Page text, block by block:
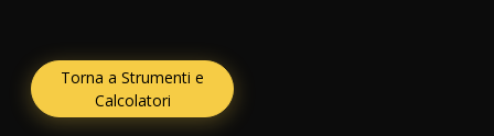
Torna a Strumenti e
Calcolatori